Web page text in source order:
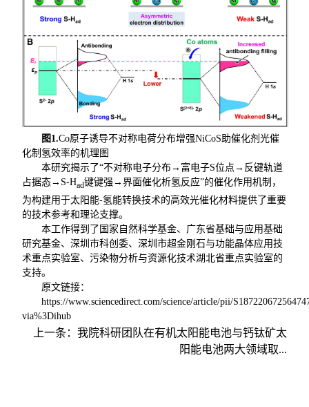
图 1.Co原子诱导不对称电荷分布增强NiCoS助催化剂光催
化制氢效率的机理图
本研究揭示了“不对称电子分布→富电子S位点→反键轨道
占据态→S-Had键键强→界面催化析氢反应”的催化作用机制，
为构建用于太阳能-氢能转换技术的高效光催化材料提供了重要
的技术参考和理论支撑。
本工作得到了国家自然科学基金、广东省基础与应用基础
研究基金、深圳市科创委、深圳市超金刚石与功能晶体应用技
术重点实验室、污染物分析与资源化技术湖北省重点实验室的
支持。
原文链接：
https://www.sciencedirect.com/science/article/pii/
via%3Dihub
上一条： 我院科研团队在有机太阳能电池与钙钛矿太
阳能电池两大领域取...